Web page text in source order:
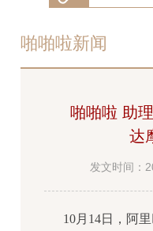
啪啪啦新闻
啪啪啦 助
达
发文时间：
10月14日，阿里